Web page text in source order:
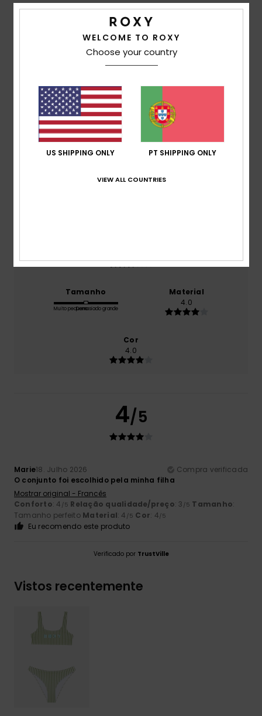
Avaliações dos clientes
Pontuação média
4.0 /5
baseado em1 avaliações verificadas
100% dos nossos clientes recomendam este
Tamanho
Muito pequenoDemasiado grande
Material
4.0
Cor
4.0
4/5
Marie18. Julho 2026
Compra verificada
O conjunto foi escolhido pela minha filha
Mostrar original - Francês
Conforto: 4 /5 Relação qualidade/preço: 3 /5 Tamanho:
Tamanho perfeito Material: 4 /5 Cor: 4/5
Eu recomendo este produto
Verificado por TrustVille
Vistos recentemente
WELCOME TO ROXY
Choose your country
US SHIPPING ONLY PT SHIPPING ONLY
VIEW ALL COUNTRIES